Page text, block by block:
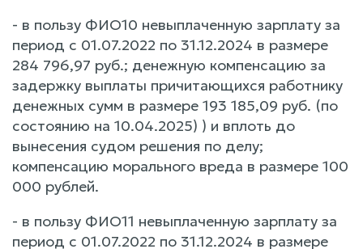
- в пользу ФИО10 невыплаченную зарплату за
период с 01.07.2022 по 31.12.2024 в размере
284 796,97 руб.; денежную компенсацию за
задержку выплаты причитающихся работнику
денежных сумм в размере 193 185,09 руб. (по
состоянию на 10.04.2025) ) и вплоть до
вынесения судом решения по делу;
компенсацию морального вреда в размере 100
000 рублей.
- в пользу ФИО11 невыплаченную зарплату за
период с 01.07.2022 по 31.12.2024 в размере